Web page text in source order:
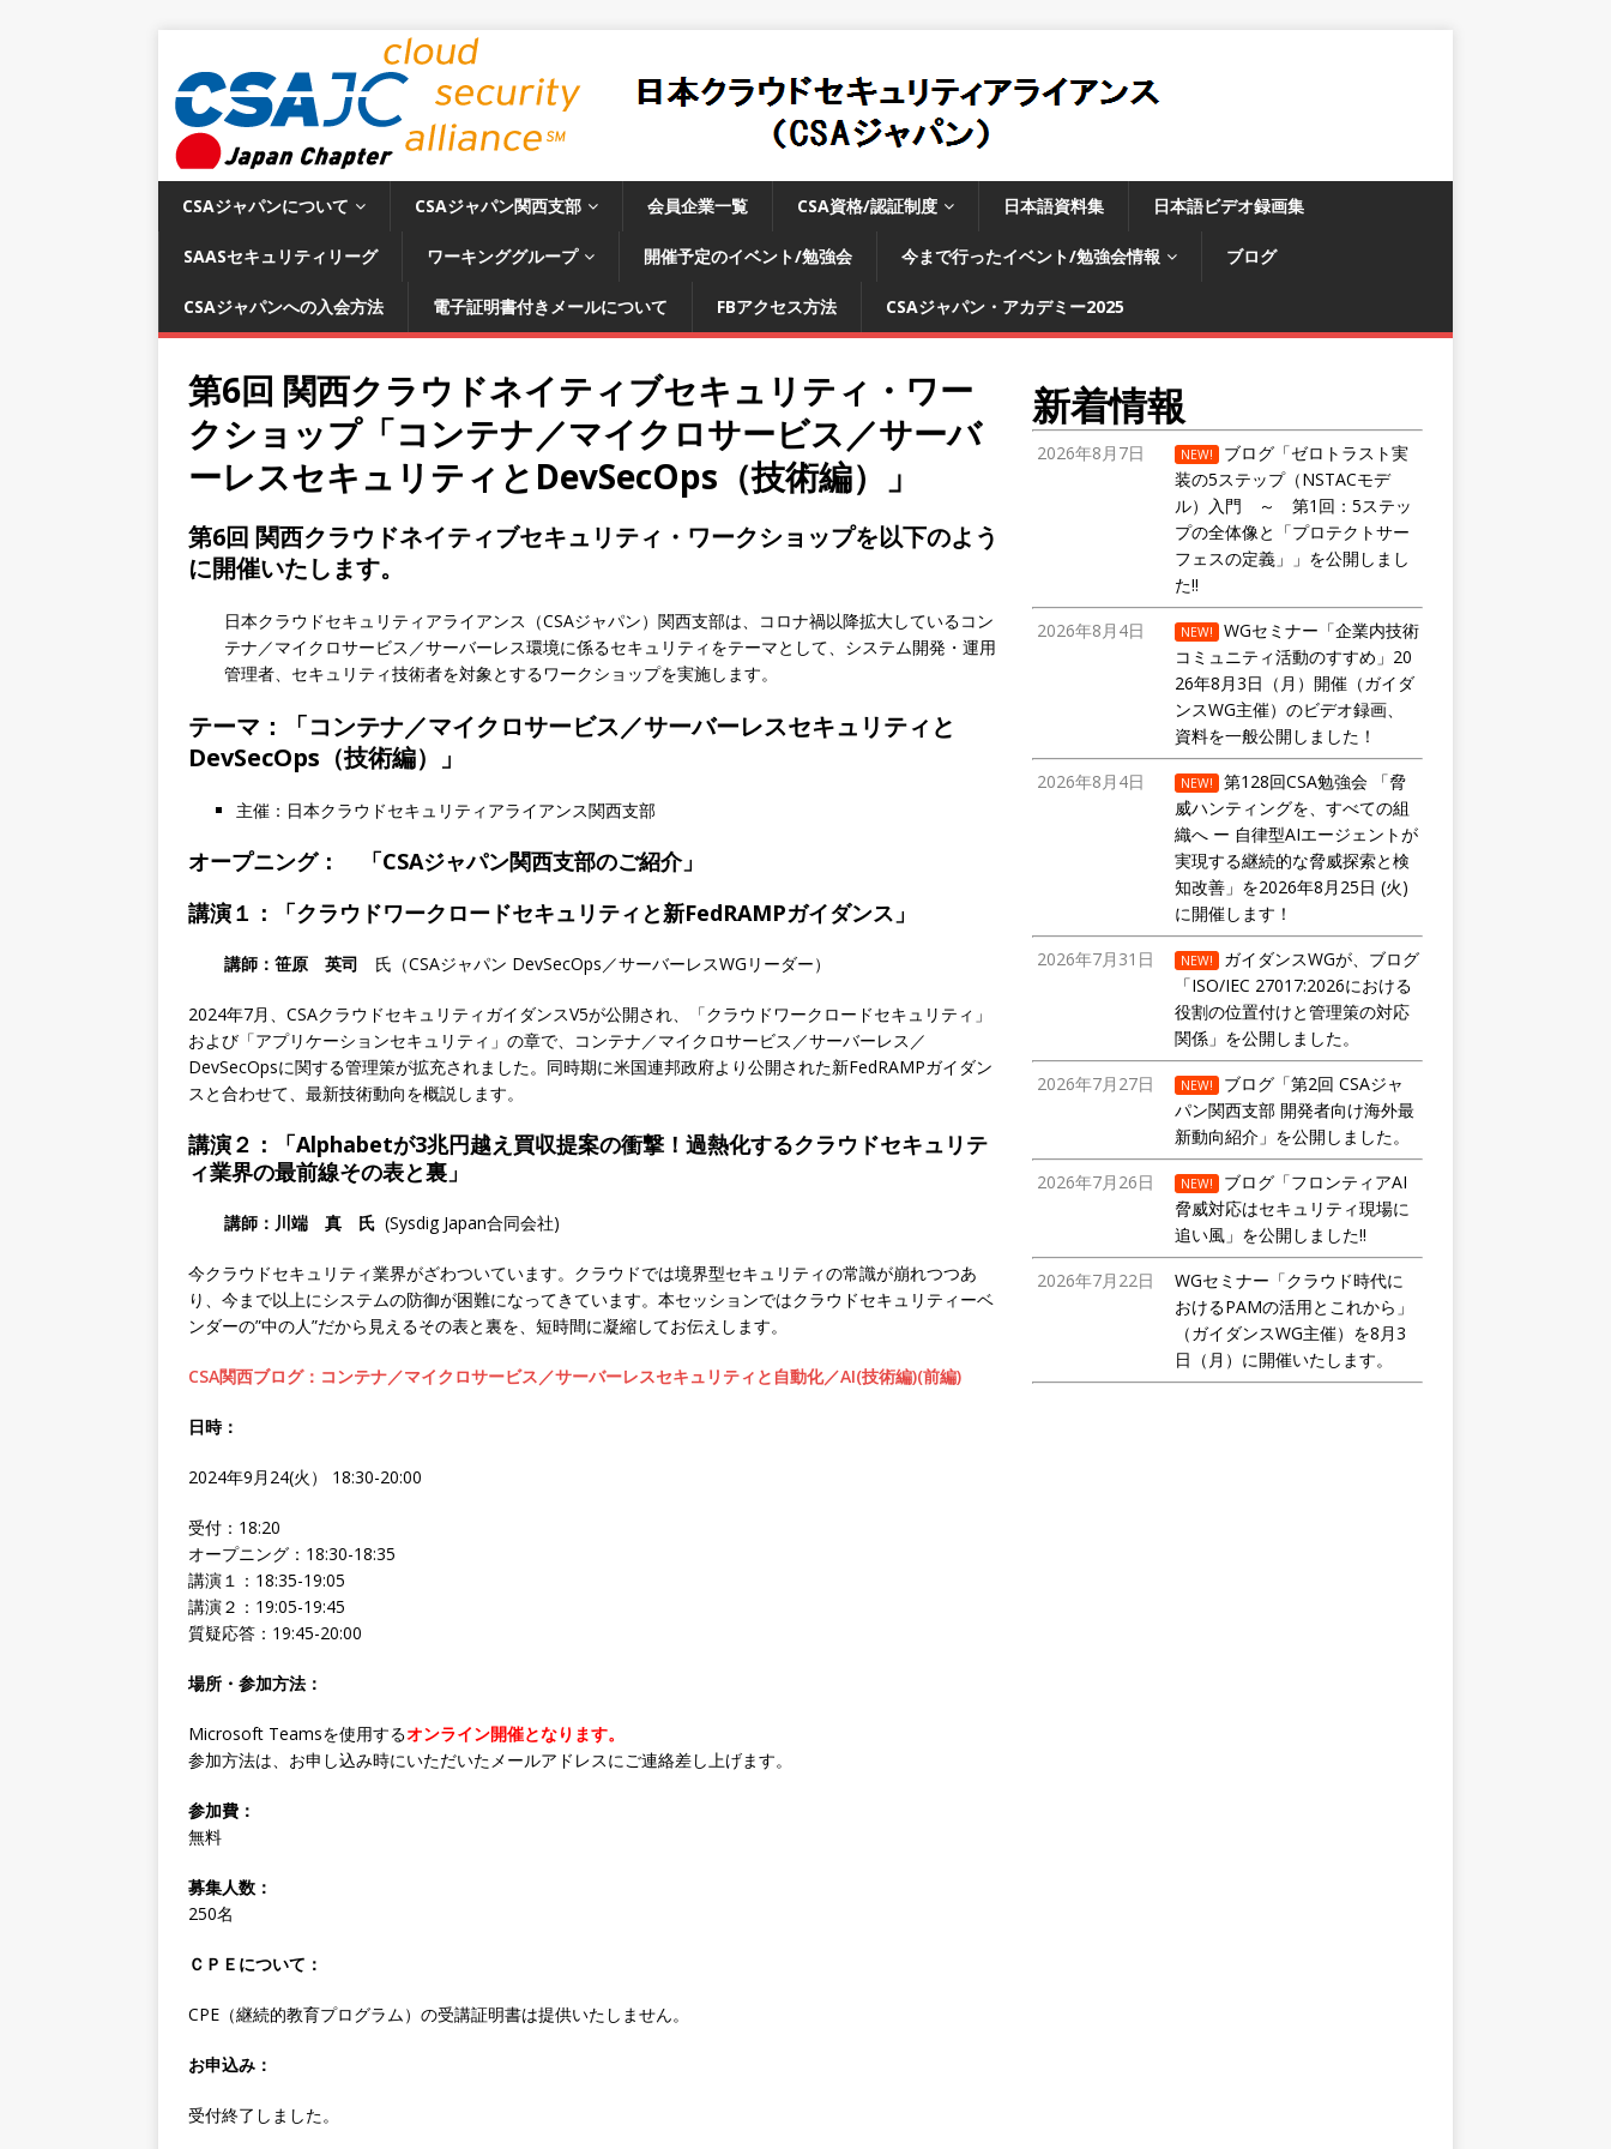
CSAジャパンについて CSAジャパン関西支部 会員企業一覧 CSA資格/認証制度 日本語資料集 日本語ビデオ録画集
SAASセキュリティリーグ ワーキンググループ 開催予定のイベント/勉強会 今まで行ったイベント/勉強会情報 ブログ
CSAジャパンへの入会方法 電子証明書付きメールについて FBアクセス方法 CSAジャパン・アカデミー2025
第6回 関西クラウドネイティブセキュリティ・ワー
クショップ「コンテナ／マイクロサービス／サーバ
ーレスセキュリティとDevSecOps（技術編）」
第6回 関西クラウドネイティブセキュリティ・ワークショップを以下のよう
に開催いたします。
日本クラウドセキュリティアライアンス（CSAジャパン）関西支部は、コロナ禍以降拡大しているコン
テナ／マイクロサービス／サーバーレス環境に係るセキュリティをテーマとして、システム開発・運用
管理者、セキュリティ技術者を対象とするワークショップを実施します。
テーマ：「コンテナ／マイクロサービス／サーバーレスセキュリティと
DevSecOps（技術編）」
主催：日本クラウドセキュリティアライアンス関西支部
オープニング： 「CSAジャパン関西支部のご紹介」
講演１：「クラウドワークロードセキュリティと新FedRAMPガイダンス」
講師： 笹原 英司 氏（CSAジャパン DevSecOps／サーバーレスWGリーダー）
2024年7月、CSAクラウドセキュリティガイダンスV5が公開され、「クラウドワークロードセキュリティ」
および「アプリケーションセキュリティ」の章で、コンテナ／マイクロサービス／サーバーレス／
DevSecOpsに関する管理策が拡充されました。同時期に米国連邦政府より公開された新FedRAMPガイダン
スと合わせて、最新技術動向を概説します。
講演２：
「Alphabetが3兆円越え買収提案の衝撃！過熱化するクラウドセキュリテ
ィ業界の最前線その表と裏」
講師：川端 真 氏 (Sysdig Japan合同会社)
今クラウドセキュリティ業界がざわついています。クラウドでは境界型セキュリティの常識が崩れつつあ
り、今まで以上にシステムの防御が困難になってきています。本セッションではクラウドセキュリティーベ
ンダーの”中の人”だから見えるその表と裏を、短時間に凝縮してお伝えします。
CSA関西ブログ：コンテナ／マイクロサービス／サーバーレスセキュリティと自動化／AI(技術編)(前編)
日時：
2024年9月24(火） 18:30-20:00
受付：18:20
オープニング：18:30-18:35
講演１：18:35-19:05
講演２：19:05-19:45
質疑応答：19:45-20:00
場所・参加方法：
Microsoft Teamsを使用するオンライン開催となります。
参加方法は、お申し込み時にいただいたメールアドレスにご連絡差し上げます。
参加費：
無料
募集人数：
250名
ＣＰＥについて：
CPE（継続的教育プログラム）の受講証明書は提供いたしません。
お申込み：
受付終了しました。
新着情報
2026年8月7日 NEW!
ブログ「ゼロトラスト実
装の5ステップ（NSTACモデ
ル）入門 ～ 第1回：5ステッ
プの全体像と「プロテクトサー
フェスの定義」」を公開しまし
た!!
2026年8月4日
NEW!
WGセミナー「企業内技術
コミュニティ活動のすすめ」20
26年8月3日（月）開催（ガイダ
ンスWG主催）のビデオ録画、
資料を一般公開しました！
2026年8月4日
NEW!
第128回CSA勉強会 「脅
威ハンティングを、すべての組
織へ ー 自律型AIエージェントが
実現する継続的な脅威探索と検
知改善」を2026年8月25日 (火)
に開催します！
2026年7月31日
NEW!
ガイダンスWGが、ブログ
「ISO/IEC 27017:2026における
役割の位置付けと管理策の対応
関係」を公開しました。
2026年7月27日
NEW!
ブログ「第2回 CSAジャ
パン関西支部 開発者向け海外最
新動向紹介」を公開しました。
2026年7月26日
NEW!
ブログ「フロンティアAI
脅威対応はセキュリティ現場に
追い風」を公開しました!!
2026年7月22日
WGセミナー「クラウド時代に
おけるPAMの活用とこれから」
（ガイダンスWG主催）を8月3
日（月）に開催いたします。